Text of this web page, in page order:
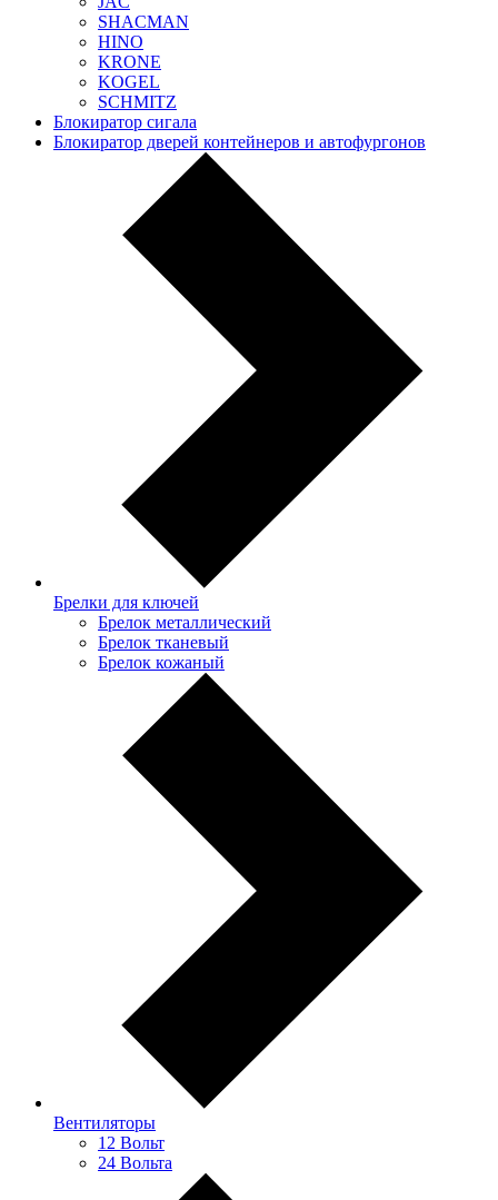
SHACMAN
HINO
KRONE
KOGEL
SCHMITZ
Блокиратор сигала
Блокиратор дверей контейнеров и автофургонов
Брелки для ключей
Брелок металлический
Брелок тканевый
Брелок кожаный
Вентиляторы
12 Вольт
24 Вольта